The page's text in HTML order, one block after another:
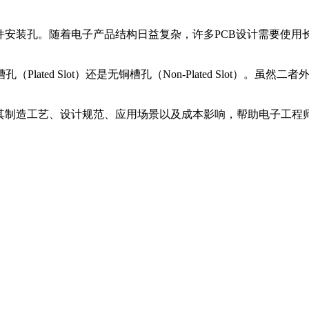
装孔。随着电子产品结构日益复杂，许多PCB设计需要使
（Plated Slot）还是无铜槽孔（Non-Plated Slot）。虽然二
造工艺、设计规范、应用场景以及成本影响，帮助电子工